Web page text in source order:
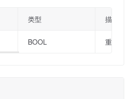
类型 描述
BOOL 重复播